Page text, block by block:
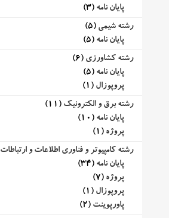
پایان نامه (3)
رشته شیمی (5)
پایان نامه (5)
رشته کشاورزی (6)
پایان نامه (5)
پروپوزال (1)
رشته برق و الکترونیک (11)
پایان نامه (10)
پروژه (1)
رشته کامپیوتر و فناوری اطلاعات و ارتباطات
پایان نامه (34)
پروژه (7)
پروپوزال (1)
پاورپوینت (2)